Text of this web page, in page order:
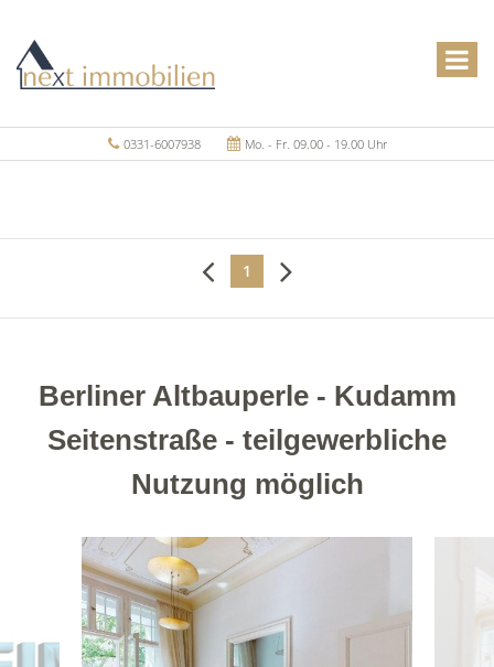
0331-6007938 Mo. - Fr. 09.00 - 19.00 Uhr
1
Berliner Altbauperle - Kudamm
Seitenstraße - teilgewerbliche
Nutzung möglich